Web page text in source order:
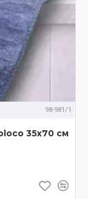
98-981/1
35х70 см